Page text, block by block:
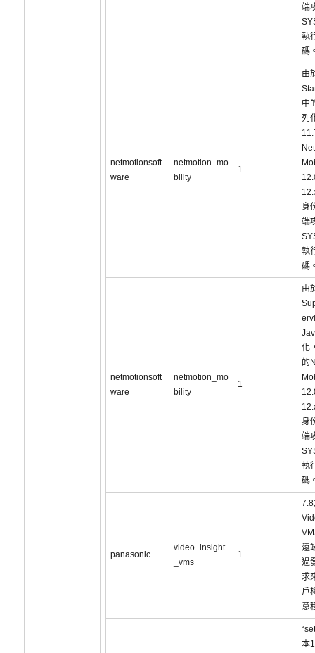
端
執
碼
netmotionsoft
ware
netmotion_mo
bility
1
由
中
列
身
端
執
碼
netmotionsoft
ware
netmotion_mo
bility
1
由
化
的
身
端
執
碼
panasonic
video_insight
_vms
1
7.8
遠
過
求
戶
意
本